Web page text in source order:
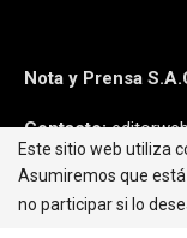
Nota y Prensa
Contacto:
Síguenos:
Este sitio web utiliza
Asumiremos que
no participar si lo